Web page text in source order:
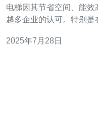
电梯因其节省空间、能
越多企业的认可。特别
房电梯公司进行详细排名
2025年7月28日